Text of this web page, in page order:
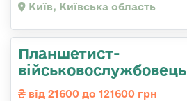
Київ, Київська область
Планшетист-
військовослужбовець
від 21600 до 121600 грн